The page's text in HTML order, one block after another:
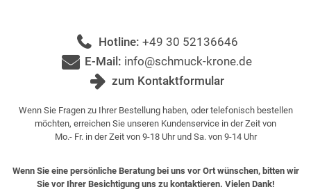
Hotline: +49 30 52136646
E-Mail: info@schmuck-krone.de
zum Kontaktformular
Wenn Sie Fragen zu Ihrer Bestellung haben, oder telefonisch bestellen
möchten, erreichen Sie unseren Kundenservice in der Zeit von
Mo.- Fr. in der Zeit von 9-18 Uhr und Sa. von 9-14 Uhr
Wenn Sie eine persönliche Beratung bei uns vor Ort wünschen, bitten wir
Sie vor Ihrer Besichtigung uns zu kontaktieren. Vielen Dank!